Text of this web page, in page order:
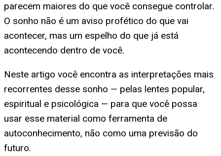
parecem maiores do que você consegue controlar.
O sonho não é um aviso profético do que vai
acontecer, mas um espelho do que já está
acontecendo dentro de você.
Neste artigo você encontra as interpretações mais
recorrentes desse sonho — pelas lentes popular,
espiritual e psicológica — para que você possa
usar esse material como ferramenta de
autoconhecimento, não como uma previsão do
futuro.